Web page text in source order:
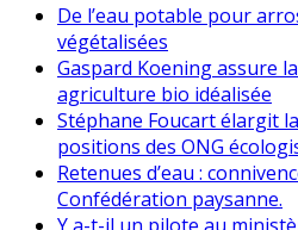
De l’eau potable pour
végétalisées
Gaspard Koening assure
agriculture bio idéalisée
Stéphane Foucart élargit
positions des ONG
Retenues d’eau :
Confédération paysanne.